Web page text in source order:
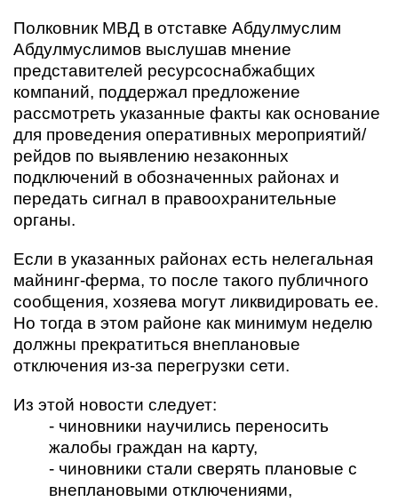
Полковник МВД в отставке Абдулмуслим
Абдулмуслимов выслушав мнение
представителей ресурсоснабжабщих
компаний, поддержал предложение
рассмотреть указанные факты как основание
для проведения оперативных мероприятий/
рейдов по выявлению незаконных
подключений в обозначенных районах и
передать сигнал в правоохранительные
органы.
Если в указанных районах есть нелегальная
майнинг-ферма, то после такого публичного
сообщения, хозяева могут ликвидировать ее.
Но тогда в этом районе как минимум неделю
должны прекратиться внеплановые
отключения из-за перегрузки сети.
Из этой новости следует:
- чиновники научились переносить
жалобы граждан на карту,
- чиновники стали сверять плановые с
внеплановыми отключениями,